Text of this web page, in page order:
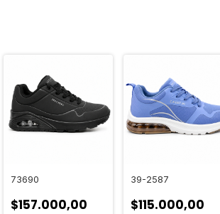
73690
$157.000,00
39-2587
$115.000,00